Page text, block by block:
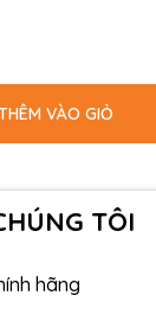
VÀO GIỎ
TÔI
hãng